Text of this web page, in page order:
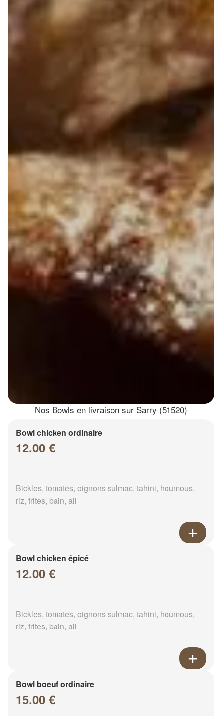
Nos Bowls en livraison sur Sarry (51520)
Bowl chicken ordinaire
12.00 €
Bickles, tomates, oignons sulmac, tahini, houmous,
riz, frites, bain, ail
Bowl chicken épicé
12.00 €
Bickles, tomates, oignons sulmac, tahini, houmous,
riz, frites, bain, ail
Bowl boeuf ordinaire
15.00 €